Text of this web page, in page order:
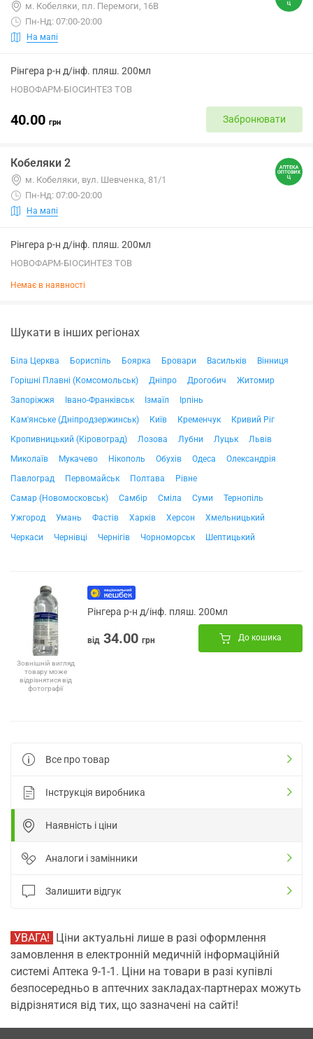
м. Кобеляки, пл. Перемоги, 16В
Пн-Нд: 07:00-20:00
На мапі
Рінгера р-н д/інф. пляш. 200мл
НОВОФАРМ-БІОСИНТЕЗ ТОВ
40.00 грн Забронювати
Кобеляки 2
м. Кобеляки, вул. Шевченка, 81/1
Пн-Нд: 07:00-20:00
На мапі
Рінгера р-н д/інф. пляш. 200мл
НОВОФАРМ-БІОСИНТЕЗ ТОВ
Немає в наявності
Шукати в інших регіонах
Біла Церква Бориспіль Боярка Бровари Васильків
Вінниця
Горішні Плавні (Комсомольськ)
Дніпро Дрогобич
Житомир
Запоріжжя
Івано-Франківськ Ізмаїл
Ірпінь
Кам'янське (Дніпродзержинськ)
Київ Кременчук
Кривий Ріг
Кропивницький (Кіровоград)
Лозова Лубни Луцьк
Львів
Миколаїв
Мукачево Нікополь Обухів Одеса
Олександрія
Павлоград
Первомайськ Полтава
Рівне
Самар (Новомосковськ)
Самбір Сміла Суми
Тернопіль
Ужгород
Умань Фастів Харків Херсон
Хмельницький
Черкаси
Чернівці Чернігів Чорноморськ Шептицький
Зовнішній вигляд
товару може
відрізнятися від
фотографії
Рінгера р-н д/інф. пляш. 200мл
від 34.00 грн До кошика
Все про товар
Інструкція виробника
Наявність і ціни
Аналоги і замінники
Залишити відгук
УВАГА! Ціни актуальні лише в разі оформлення
замовлення в електронній медичній інформаційній
системі Аптека 9-1-1. Ціни на товари в разі купівлі
безпосередньо в аптечних закладах-партнерах можуть
відрізнятися від тих, що зазначені на сайті!